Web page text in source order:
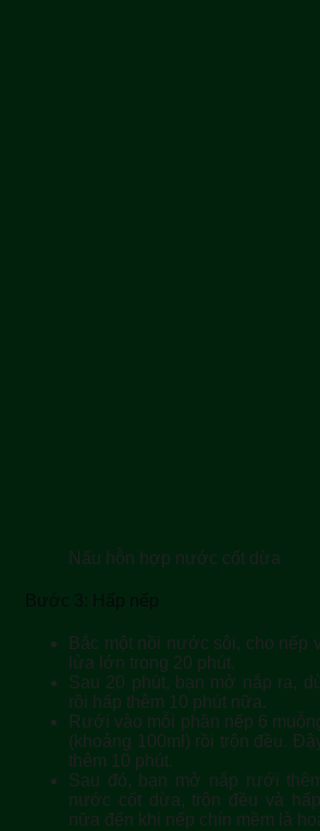
Nấu hỗn hợp nước cốt dừa
Bước 3: Hấp nếp
Bắc một nồi nước sôi, cho nếp
lửa lớn trong 20 phút.
Sau 20 phút, bạn mở nắp ra,
rồi hấp thêm 10 phút nữa.
Rưới vào mỗi phần nếp 6
(khoảng 100ml) rồi trộn đều.
thêm 10 phút.
Sau đó, bạn mở nắp rưới
nước cốt dừa, trộn đều và
nữa đến khi nếp chín mềm là